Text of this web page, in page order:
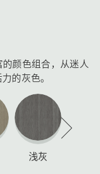
颜色组合，从迷人
的灰色。
浅灰